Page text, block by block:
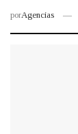
porAgencias